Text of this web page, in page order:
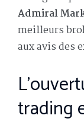
Admiral
meilleurs
aux avis des
trading